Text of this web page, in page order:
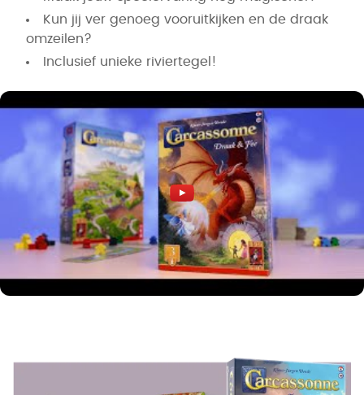
Kun jij ver genoeg vooruitkijken en de draak
omzeilen?
Inclusief unieke riviertegel!